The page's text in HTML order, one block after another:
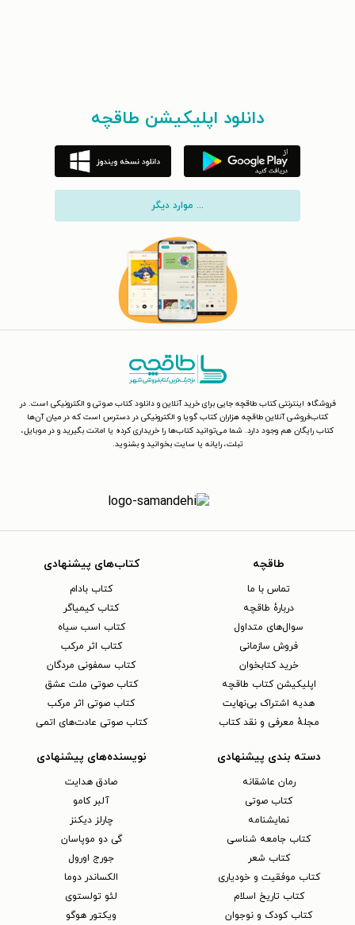
دانلود اپلیکیشن طاقچه
... موارد دیگر
فروشگاه اینترنتی کتاب طاقچه جایی برای خرید آنلاین و دانلود کتاب صوتی و الکترونیکی است. در
کتاب‌فروشی آنلاین طاقچه هزاران کتاب گویا و الکترونیکی در دسترس است که در میان آن‌ها
کتاب رایگان هم وجود دارد. شما می‌توانید کتاب‌ها را خریداری کرده یا امانت بگیرید و در موبایل،
تبلت، رایانه یا سایت بخوانید و بشنوید.
طاقچه
تماس با ما
دربارهٔ طاقچه
سوال‌های متداول
فروش سازمانی
خرید کتابخوان
اپلیکیشن کتاب طاقچه
هدیه اشتراک بی‌نهایت
مجلهٔ معرفی و نقد کتاب
کتاب‌های پیشنهادی
کتاب بادام
کتاب کیمیاگر
کتاب اسب سیاه
کتاب اثر مرکب
کتاب سمفونی مردگان
کتاب صوتی ملت عشق
کتاب صوتی اثر مرکب
کتاب صوتی عادت‌های اتمی
دسته بندی پیشنهادی
رمان عاشقانه
کتاب‌ صوتی
نمایشنامه
کتاب جامعه شناسی
کتاب شعر
کتاب موفقیت و خودیاری
کتاب تاریخ اسلام
کتاب کودک و نوجوان
نویسنده‌های پیشنهادی
صادق هدایت
آلبر کامو
چارلز دیکنز
گی دو موپاسان
جورج اورول
الکساندر دوما
لئو تولستوی
ویکتور هوگو